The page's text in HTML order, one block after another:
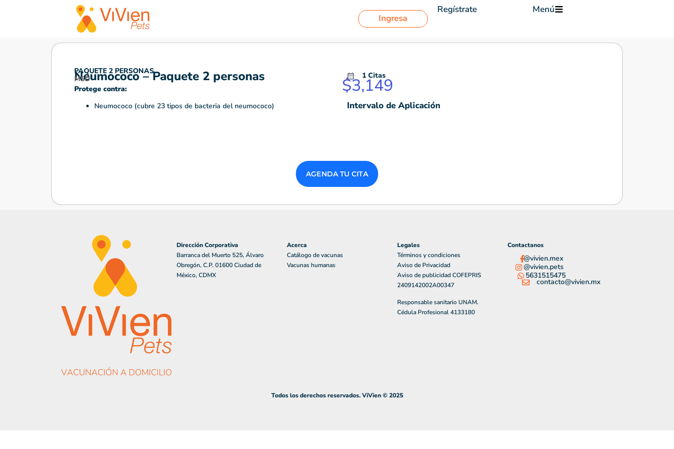
Ingresa
Regístrate Menú
PAQUETE 2 PERSONAS
Neumococo – Paquete 2 personas
MSD
Protege contra:
Neumococo (cubre 23 tipos de bacteria del neumococo)
1 Citas
$3,149
Intervalo de Aplicación
AGENDA TU CITA
Dirección Corporativa
Barranca del Muerto 525, Álvaro
Obregón, C.P. 01600 Ciudad de
México, CDMX
Acerca
Catálogo de vacunas
Vacunas humanas
Legales
Términos y condiciones
Aviso de Privacidad
Aviso de publicidad COFEPRIS
2409142002A00347
Responsable sanitario UNAM.
Cédula Profesional 4133180
Contactanos
@vivien.mex
@vivien.pets
5631515475
contacto@vivien.mx
Todos los derechos reservados. ViVien © 2025